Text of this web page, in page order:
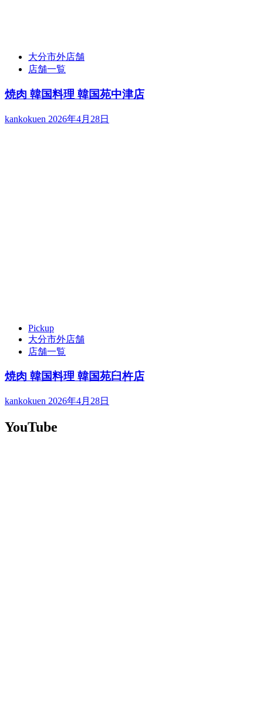
大分市外店舗
店舗一覧
焼肉 韓国料理 韓国苑中津店
kankokuen 2026年4月28日
Pickup
大分市外店舗
店舗一覧
焼肉 韓国料理 韓国苑臼杵店
kankokuen 2026年4月28日
YouTube